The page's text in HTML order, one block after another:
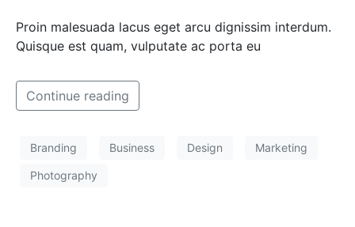
Proin malesuada lacus eget arcu dignissim interdum.
Quisque est quam, vulputate ac porta eu
Continue reading
Branding Business Design Marketing
Photography